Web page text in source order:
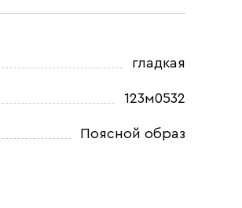
гладкая
123м0532
Поясной образ